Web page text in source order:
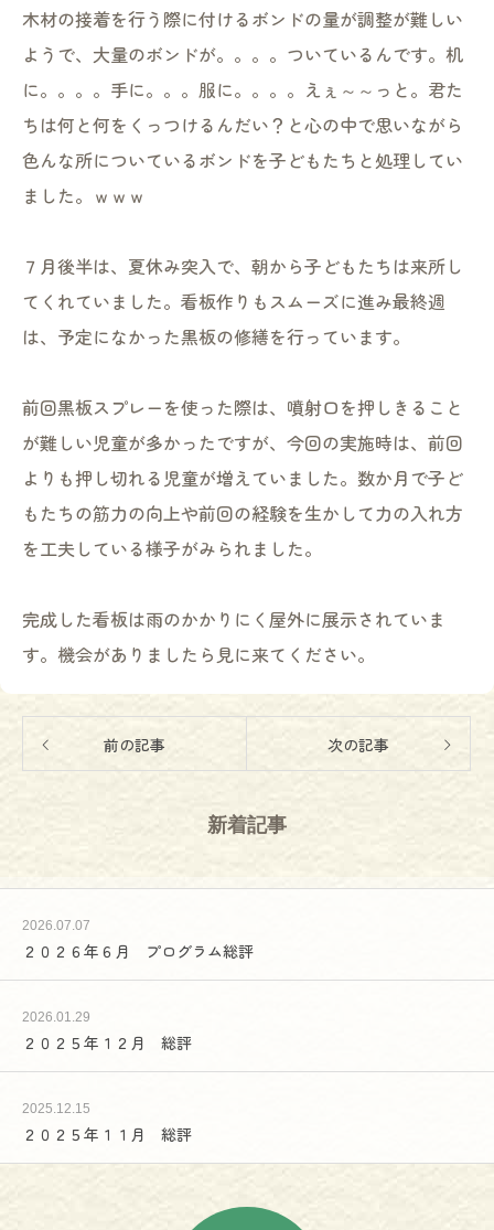
木材の接着を行う際に付けるボンドの量が調整が難しい
ようで、大量のボンドが。。。。ついているんです。机
に。。。。手に。。。服に。。。。えぇ～～っと。君た
ちは何と何をくっつけるんだい？と心の中で思いながら
色んな所についているボンドを子どもたちと処理してい
ました。ｗｗｗ
７月後半は、夏休み突入で、朝から子どもたちは来所し
てくれていました。看板作りもスムーズに進み最終週
は、予定になかった黒板の修繕を行っています。
前回黒板スプレーを使った際は、噴射口を押しきること
が難しい児童が多かったですが、今回の実施時は、前回
よりも押し切れる児童が増えていました。数か月で子ど
もたちの筋力の向上や前回の経験を生かして力の入れ方
を工夫している様子がみられました。
完成した看板は雨のかかりにく屋外に展示されていま
す。機会がありましたら見に来てください。
前の記事 次の記事
新着記事
2026.07.07
２０２６年６月 プログラム総評
2026.01.29
２０２５年１２月 総評
2025.12.15
２０２５年１１月 総評